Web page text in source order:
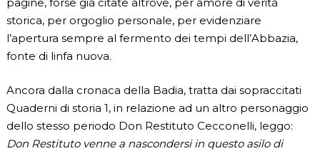
pagine, forse già citate altrove, per amore di verità
storica, per orgoglio personale, per evidenziare
l’apertura sempre al fermento dei tempi dell’Abbazia,
fonte di linfa nuova.
Ancora dalla cronaca della Badia, tratta dai sopraccitati
Quaderni di storia 1, in relazione ad un altro personaggio
dello stesso periodo Don Restituto Cecconelli, leggo:
Don Restituto venne a nascondersi in questo asilo di